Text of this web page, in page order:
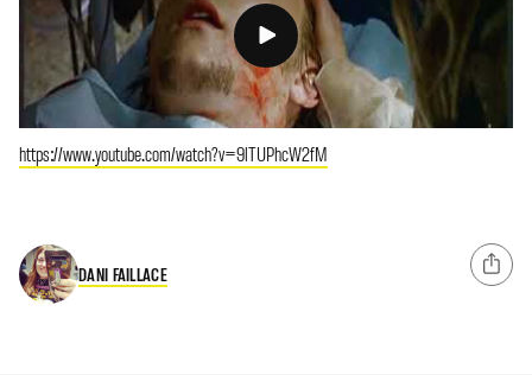
https://www.youtube.com/watch?v=9lTUPhcW2fM
DANI FAILLACE